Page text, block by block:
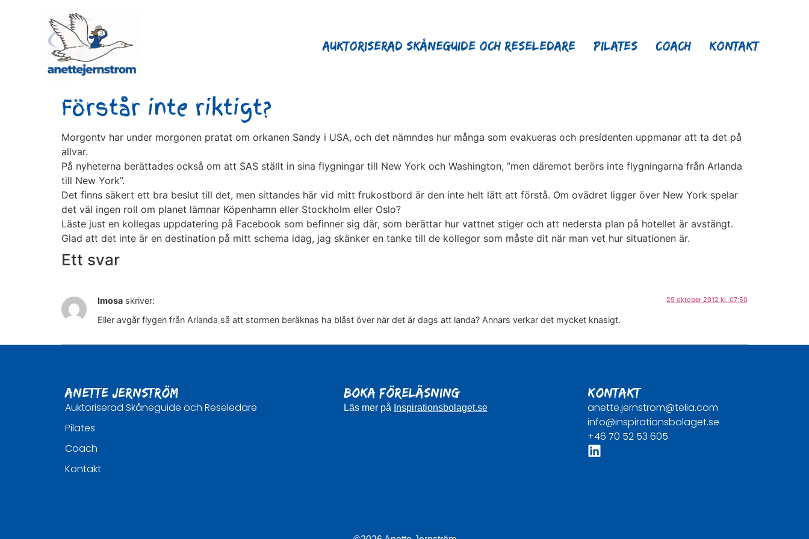
Auktoriserad Skåneguide och Reseledare Pilates Coach Kontakt
Förstår inte riktigt?
Morgontv har under morgonen pratat om orkanen Sandy i USA, och det nämndes hur många som evakueras och presídenten uppmanar att ta det på
allvar.
På nyheterna berättades också om att SAS ställt in sina flygningar till New York och Washington, ”men däremot berörs inte flygningarna från Arlanda
till New York”.
Det finns säkert ett bra beslut till det, men sittandes här vid mitt frukostbord är den inte helt lätt att förstå. Om ovädret ligger över New York spelar
det väl ingen roll om planet lämnar Köpenhamn eller Stockholm eller Oslo?
Läste just en kollegas uppdatering på Facebook som befinner sig där, som berättar hur vattnet stiger och att nedersta plan på hotellet är avstängt.
Glad att det inte är en destination på mitt schema idag, jag skänker en tanke till de kollegor som måste dit när man vet hur situationen är.
Ett svar
Imosa skriver: 29 oktober 2012 kl. 07:50
Eller avgår flygen från Arlanda så att stormen beräknas ha blåst över när det är dags att landa? Annars verkar det mycket knasigt.
Anette Jernström
Auktoriserad Skåneguide och Reseledare
Pilates
Coach
Kontakt
BOKA FÖRELÄSNING
Läs mer på Inspirationsbolaget.se
KONTAKT
anette.jernstrom@telia.com
info@inspirationsbolaget.se
+46 70 52 53 605